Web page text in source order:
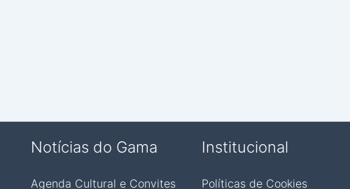
Notícias do Gama
Agenda Cultural e Convites
Institucional
Políticas de Cookies